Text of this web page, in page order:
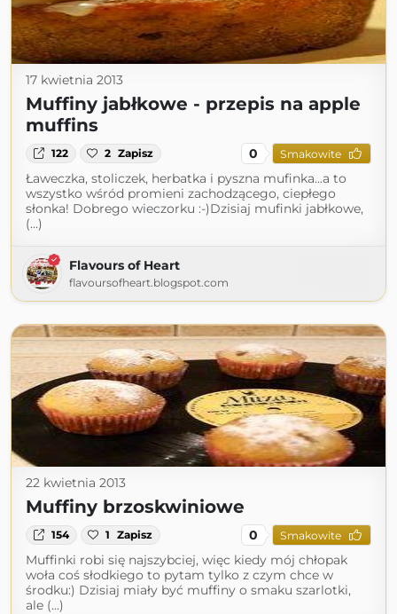
17 kwietnia 2013
Muffiny jabłkowe - przepis na apple
muffins
122 2 Zapisz 0 Smakowite
Ławeczka, stoliczek, herbatka i pyszna mufinka...a to
wszystko wśród promieni zachodzącego, ciepłego
słonka! Dobrego wieczorku :-)Dzisiaj mufinki jabłkowe,
(...)
Flavours of Heart
flavoursofheart.blogspot.com
22 kwietnia 2013
Muffiny brzoskwiniowe
154 1 Zapisz 0 Smakowite
Muffinki robi się najszybciej, więc kiedy mój chłopak
woła coś słodkiego to pytam tylko z czym chce w
środku:) Dzisiaj miały być muffiny o smaku szarlotki,
ale (...)